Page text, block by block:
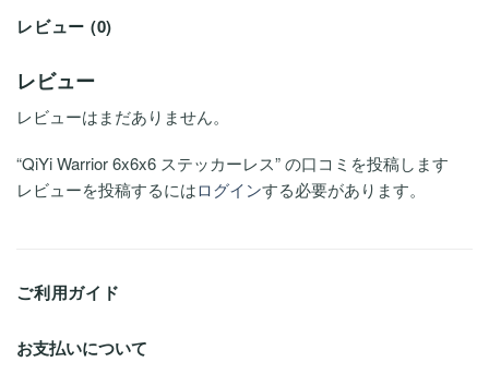
レビュー (0)
レビュー
レビューはまだありません。
“QiYi Warrior 6x6x6 ステッカーレス” の口コミを投稿します
レビューを投稿するにはログインする必要があります。
ご利用ガイド
お支払いについて